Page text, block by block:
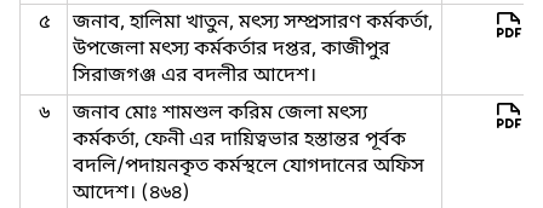
৫
জনাব, হালিমা খাতুন, মৎস্য সম্প্রসারণ কর্মকর্তা,
উপজেলা মৎস্য কর্মকর্তার দপ্তর, কাজীপুর
সিরাজগঞ্জ এর বদলীর আদেশ।
৬
জনাব মোঃ শামশুল করিম জেলা মৎস্য
কর্মকর্তা, ফেনী এর দায়িত্বভার হস্তান্তর পূর্বক
বদলি/পদায়নকৃত কর্মস্থলে যোগদানের অফিস
আদেশ। (৪৬৪)